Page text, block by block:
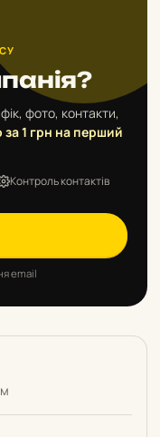
фото, контакти,
за 1 грн на перший
Контроль контактів
email